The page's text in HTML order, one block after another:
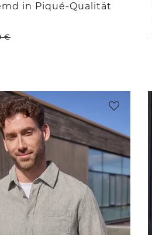
in Piqué-Qualität
€